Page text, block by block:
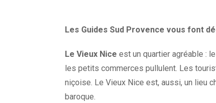
Les Guides Sud Provence vous font
Le Vieux Nice est un quartier agréable :
les petits commerces pullulent. Les
niçoise. Le Vieux Nice est, aussi, un lieu
baroque.